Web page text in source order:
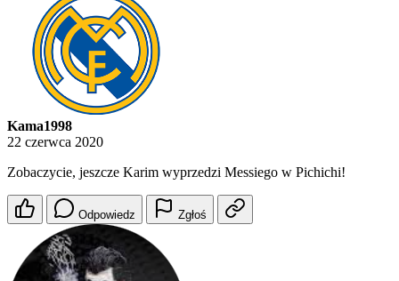
Kama1998
22 czerwca 2020
Zobaczycie, jeszcze Karim wyprzedzi Messiego w Pichichi!
Odpowiedz Zgłoś